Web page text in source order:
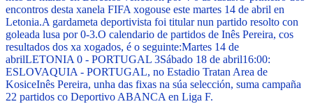
encontros desta xanela FIFA xogouse este martes 14 de abril en
Letonia.A gardameta deportivista foi titular nun partido resolto con
goleada lusa por 0-3.O calendario de partidos de Inês Pereira, cos
resultados dos xa xogados, é o seguinte:Martes 14 de
abrilLETONIA 0 - PORTUGAL 3Sábado 18 de abril16:00:
ESLOVAQUIA - PORTUGAL, no Estadio Tratan Area de
KosiceInês Pereira, unha das fixas na súa selección, suma campaña
22 partidos co Deportivo ABANCA en Liga F.